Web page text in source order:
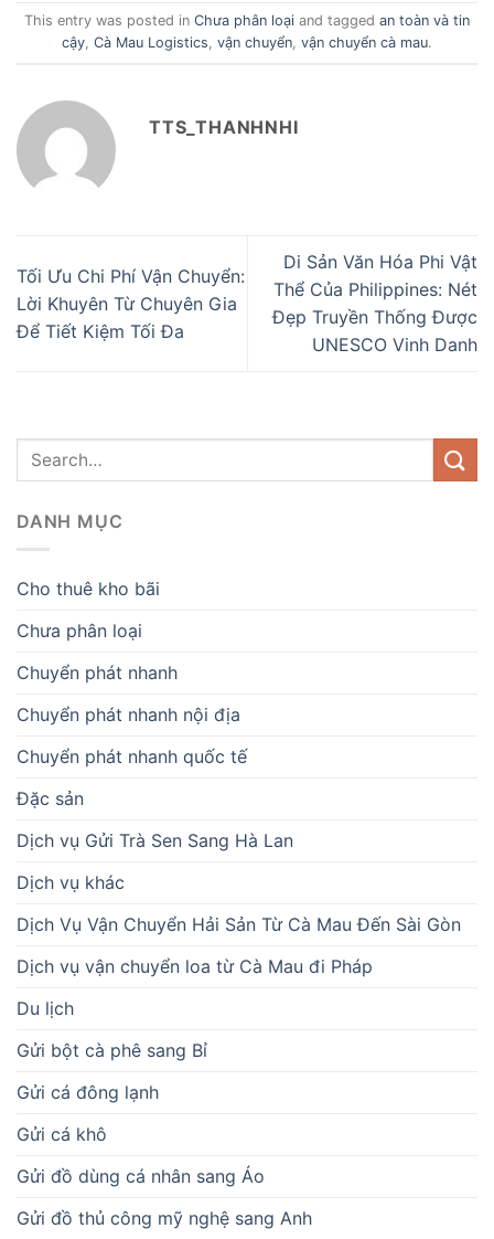
This entry was posted in Chưa phân loại and tagged an toàn và tin
cậy, Cà Mau Logistics, vận chuyển, vận chuyển cà mau.
TTS_THANHNHI
Tối Ưu Chi Phí Vận Chuyển:
Lời Khuyên Từ Chuyên Gia
Để Tiết Kiệm Tối Đa
Di Sản Văn Hóa Phi Vật
Thể Của Philippines: Nét
Đẹp Truyền Thống Được
UNESCO Vinh Danh
DANH MỤC
Cho thuê kho bãi
Chưa phân loại
Chuyển phát nhanh
Chuyển phát nhanh nội địa
Chuyển phát nhanh quốc tế
Đặc sản
Dịch vụ Gửi Trà Sen Sang Hà Lan
Dịch vụ khác
Dịch Vụ Vận Chuyển Hải Sản Từ Cà Mau Đến Sài Gòn
Dịch vụ vận chuyển loa từ Cà Mau đi Pháp
Du lịch
Gửi bột cà phê sang Bỉ
Gửi cá đông lạnh
Gửi cá khô
Gửi đồ dùng cá nhân sang Áo
Gửi đồ thủ công mỹ nghệ sang Anh